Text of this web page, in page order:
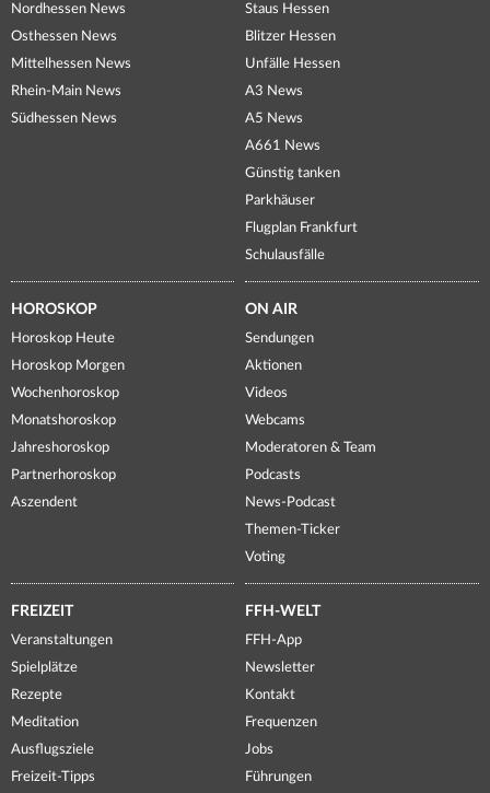
Nordhessen News
Osthessen News
Mittelhessen News
Rhein-Main News
Südhessen News
Staus Hessen
Blitzer Hessen
Unfälle Hessen
A3 News
A5 News
A661 News
Günstig tanken
Parkhäuser
Flugplan Frankfurt
Schulausfälle
HOROSKOP
Horoskop Heute
Horoskop Morgen
Wochenhoroskop
Monatshoroskop
Jahreshoroskop
Partnerhoroskop
Aszendent
ON AIR
Sendungen
Aktionen
Videos
Webcams
Moderatoren & Team
Podcasts
News-Podcast
Themen-Ticker
Voting
FREIZEIT
Veranstaltungen
Spielplätze
Rezepte
Meditation
Ausflugsziele
Freizeit-Tipps
FFH-WELT
FFH-App
Newsletter
Kontakt
Frequenzen
Jobs
Führungen